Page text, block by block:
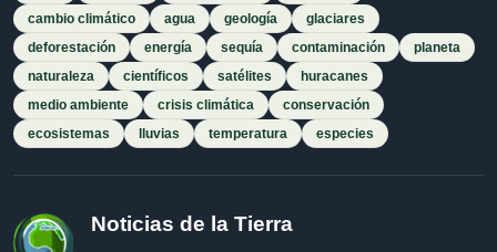
cambio climático
agua geología
glaciares
deforestación
energía sequía contaminación
planeta
naturaleza
científicos satélites
huracanes
medio ambiente
crisis climática
conservación
ecosistemas
lluvias temperatura especies
Noticias de la Tierra